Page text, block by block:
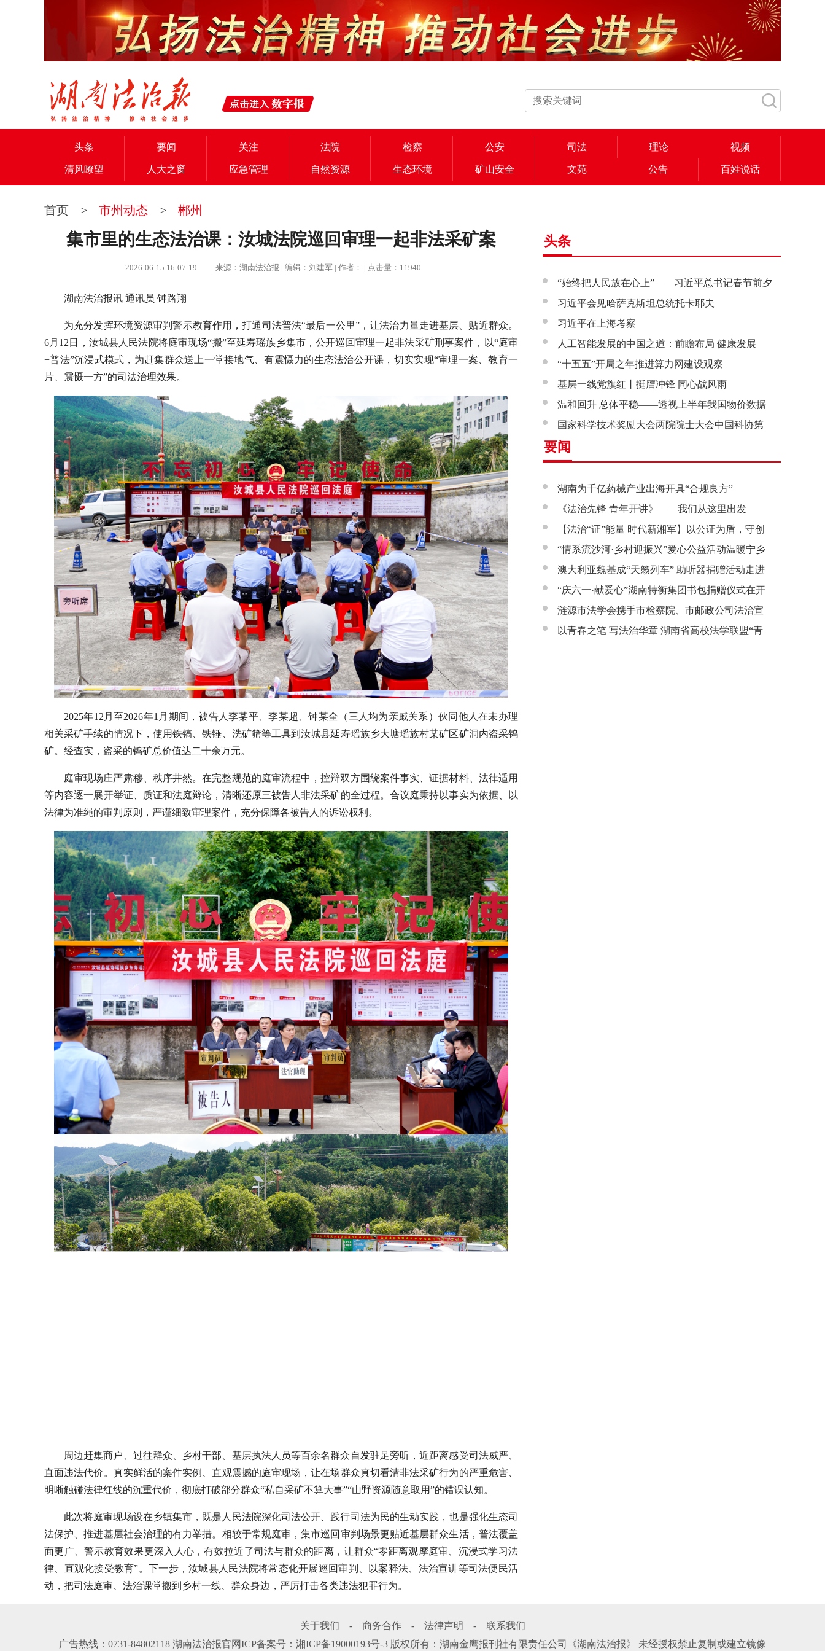
头条 要闻 关注 法院 检察 公安 司法 理论 视频
清风瞭望 人大之窗 应急管理 自然资源 生态环境 矿山安全 文苑 公告 百姓说话
首页 > 市州动态 > 郴州
集市里的生态法治课：汝城法院巡回审理一起非法采矿案
2026-06-15 16:07:19 来源：湖南法治报 | 编辑：刘建军 | 作者： | 点击量：11940
湖南法治报讯 通讯员 钟路翔
为充分发挥环境资源审判警示教育作用，打通司法普法“最后一公里”，让法治力量走进基层、贴近群众。
6月12日，汝城县人民法院将庭审现场“搬”至延寿瑶族乡集市，公开巡回审理一起非法采矿刑事案件，以“庭审
+普法”沉浸式模式，为赶集群众送上一堂接地气、有震慑力的生态法治公开课，切实实现“审理一案、教育一
片、震慑一方”的司法治理效果。
2025年12月至2026年1月期间，被告人李某平、李某超、钟某全（三人均为亲戚关系）伙同他人在未办理
相关采矿手续的情况下，使用铁镐、铁锤、洗矿筛等工具到汝城县延寿瑶族乡大塘瑶族村某矿区矿洞内盗采钨
矿。经查实，盗采的钨矿总价值达二十余万元。
庭审现场庄严肃穆、秩序井然。在完整规范的庭审流程中，控辩双方围绕案件事实、证据材料、法律适用
等内容逐一展开举证、质证和法庭辩论，清晰还原三被告人非法采矿的全过程。合议庭秉持以事实为依据、以
法律为准绳的审判原则，严谨细致审理案件，充分保障各被告人的诉讼权利。
周边赶集商户、过往群众、乡村干部、基层执法人员等百余名群众自发驻足旁听，近距离感受司法威严、
直面违法代价。真实鲜活的案件实例、直观震撼的庭审现场，让在场群众真切看清非法采矿行为的严重危害、
明晰触碰法律红线的沉重代价，彻底打破部分群众“私自采矿不算大事”“山野资源随意取用”的错误认知。
此次将庭审现场设在乡镇集市，既是人民法院深化司法公开、践行司法为民的生动实践，也是强化生态司
法保护、推进基层社会治理的有力举措。相较于常规庭审，集市巡回审判场景更贴近基层群众生活，普法覆盖
面更广、警示教育效果更深入人心，有效拉近了司法与群众的距离，让群众“零距离观摩庭审、沉浸式学习法
律、直观化接受教育”。下一步，汝城县人民法院将常态化开展巡回审判、以案释法、法治宣讲等司法便民活
动，把司法庭审、法治课堂搬到乡村一线、群众身边，严厉打击各类违法犯罪行为。
头条
“始终把人民放在心上”——习近平总书记春节前夕
赴辽宁看望慰问基层干部群众纪实
习近平会见哈萨克斯坦总统托卡耶夫
习近平在上海考察
人工智能发展的中国之道：前瞻布局 健康发展
“十五五”开局之年推进算力网建设观察
基层一线党旗红丨挺膺冲锋 同心战风雨
温和回升 总体平稳——透视上半年我国物价数据
国家科学技术奖励大会两院院士大会中国科协第
十一次全国代表大会在京召开
要闻
湖南为千亿药械产业出海开具“合规良方”
《法治先锋 青年开讲》——我们从这里出发
【法治“证”能量 时代新湘军】以公证为盾，守创
新之魂 湖南青年公证人为知识产权保护筑牢防线
“情系流沙河·乡村迎振兴”爱心公益活动温暖宁乡
市流沙河镇
澳大利亚魏基成“天籁列车” 助听器捐赠活动走进
开慧镇
“庆六一·献爱心”湖南特衡集团书包捐赠仪式在开
慧镇举行
涟源市法学会携手市检察院、市邮政公司法治宣
讲走进七星街镇仙洞中学
以青春之笔 写法治华章 湖南省高校法学联盟“青
关于我们 - 商务合作 - 法律声明 -
联系我们
广告热线：0731-84802118 湖南法治报官网ICP备案号： 湘ICP备19000193号-3 版权所有：湖南金鹰报刊社有限责任公司《湖南法治报》 未经授权禁止复制或建立镜像